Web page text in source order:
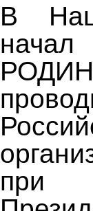
В
при